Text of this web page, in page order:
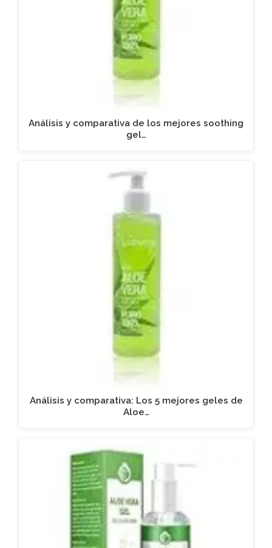
Análisis y comparativa de los mejores soothing
gel…
Análisis y comparativa: Los 5 mejores geles de
Aloe…